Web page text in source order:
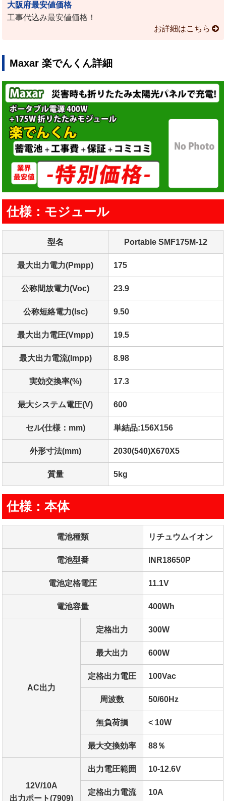
大阪府最安値価格
工事代込み最安値価格！
お詳細はこちら
Maxar 楽でんくん詳細
仕様：モジュール
型名 Portable SMF175M-12
最大出力電力(Pmpp) 175
公称間放電力(Voc) 23.9
公称短絡電力(Isc) 9.50
最大出力電圧(Vmpp) 19.5
最大出力電流(Impp) 8.98
実効交換率(%) 17.3
最大システム電圧(V) 600
セル(仕様：mm) 単結品:156X156
外形寸法(mm) 2030(540)X670X5
質量 5kg
仕様：本体
電池種類 リチュウムイオン
電池型番 INR18650P
電池定格電圧 11.1V
電池容量 400Wh
AC出力
定格出力 300W
最大出力 600W
定格出力電圧 100Vac
周波数 50/60Hz
無負荷損 < 10W
最大交換効率 88％
12V/10A
出力ポート(7909)
出力電圧範囲 10-12.6V
定格出力電流 10A